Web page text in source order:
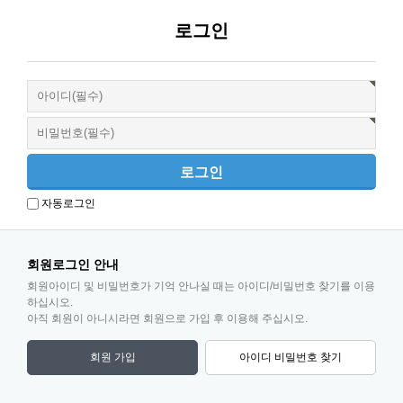
로그인
자동로그인
회원로그인 안내
회원아이디 및 비밀번호가 기억 안나실 때는 아이디/비밀번호 찾기를 이용
하십시오.
아직 회원이 아니시라면 회원으로 가입 후 이용해 주십시오.
아이디 비밀번호 찾기
회원 가입